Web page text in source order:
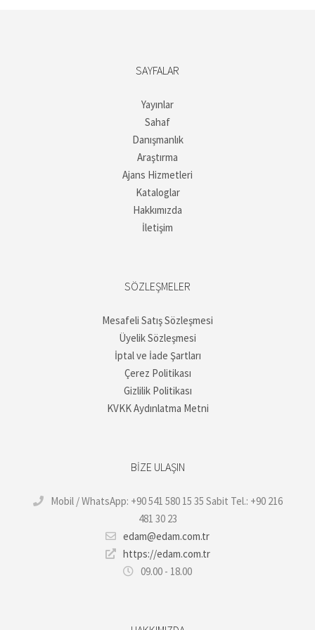
SAYFALAR
Yayınlar
Sahaf
Danışmanlık
Araştırma
Ajans Hizmetleri
Kataloglar
Hakkımızda
İletişim
SÖZLEŞMELER
Mesafeli Satış Sözleşmesi
Üyelik Sözleşmesi
İptal ve İade Şartları
Çerez Politikası
Gizlilik Politikası
KVKK Aydınlatma Metni
BIZE ULAŞIN
Mobil / WhatsApp: +90 541 580 15 35 Sabit Tel.: +90 216
481 30 23
edam@edam.com.tr
https://edam.com.tr
09.00 - 18.00